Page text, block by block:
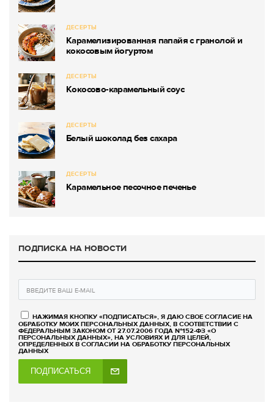
ДЕСЕРТЫ
Карамелизированная папайя с гранолой и
кокосовым йогуртом
ДЕСЕРТЫ
Кокосово-карамельный соус
ДЕСЕРТЫ
Белый шоколад без сахара
ДЕСЕРТЫ
Карамельное песочное печенье
ПОДПИСКА НА НОВОСТИ
НАЖИМАЯ КНОПКУ «ПОДПИСАТЬСЯ», Я ДАЮ СВОЕ СОГЛАСИЕ НА
ОБРАБОТКУ МОИХ ПЕРСОНАЛЬНЫХ ДАННЫХ, В СООТВЕТСТВИИ С
ФЕДЕРАЛЬНЫМ ЗАКОНОМ ОТ 27.07.2006 ГОДА №152-ФЗ «О
ПЕРСОНАЛЬНЫХ ДАННЫХ», НА УСЛОВИЯХ И ДЛЯ ЦЕЛЕЙ,
ОПРЕДЕЛЕННЫХ В СОГЛАСИИ НА ОБРАБОТКУ ПЕРСОНАЛЬНЫХ
ДАННЫХ
ПОДПИСАТЬСЯ